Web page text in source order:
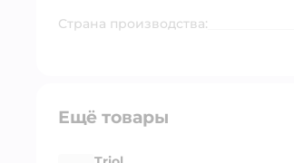
Страна производства:
Ещё товары